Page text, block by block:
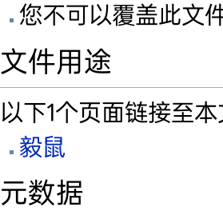
您不可以覆盖此文
文件用途
以下1个页面链接至
毅鼠
元数据